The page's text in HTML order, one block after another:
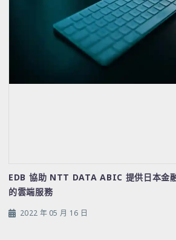
EDB 協助 NTT DATA ABIC 提供日本金
的雲端服務
2022 年 05 月 16 日